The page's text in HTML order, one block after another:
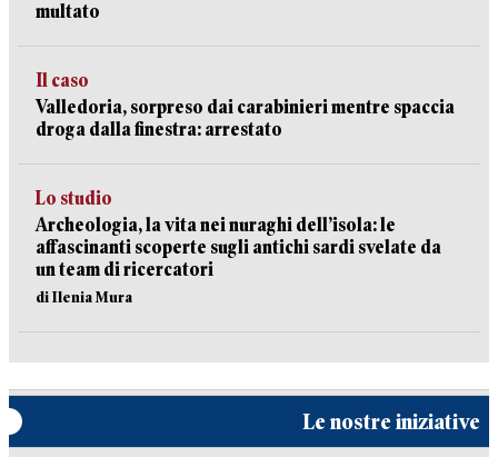
multato
Il caso
Valledoria, sorpreso dai carabinieri mentre spaccia
droga dalla finestra: arrestato
Lo studio
Archeologia, la vita nei nuraghi dell’isola: le
affascinanti scoperte sugli antichi sardi svelate da
un team di ricercatori
di Ilenia Mura
Le nostre iniziative